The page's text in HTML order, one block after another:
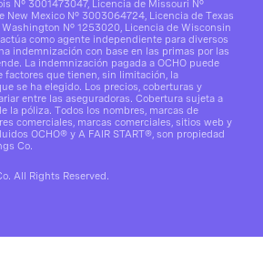
N° 3001473047, Licencia de Missouri Nº
New Mexico Nº 3003064724, Licencia de Texas
Nº 1253020, Licencia de Wisconsin
como agente independiente para diversos
indemnización con base en las primas por las
La indemnización pagada a OCHO puede
factores que tienen, sin limitación, la
se ha elegido. Los precios, coberturas y
entre las aseguradoras. Cobertura sujeta a
la póliza. Todos los nombres, marcas de
comerciales, marcas comerciales, sitios web y
OCHO® y A FAIR START®, son propiedad
Co.
All Rights Reserved.